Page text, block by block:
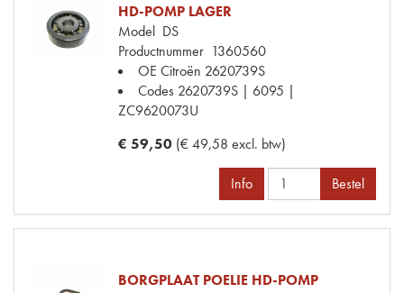
HD-POMP LAGER
Model DS
Productnummer 1360560
OE Citroën 2620739S
Codes 2620739S | 6095 |
ZC9620073U
€ 59,50 (€ 49,58 excl. btw)
Info Bestel
BORGPLAAT POELIE HD-POMP